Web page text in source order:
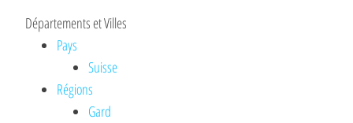
Départements et Villes
Pays
Suisse
Régions
Gard